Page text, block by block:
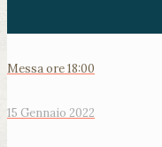
Messa ore 18:00
15 Gennaio 2022